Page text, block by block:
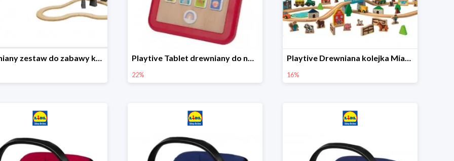
Drewniany zestaw do zabawy kolejką - farma i wiadukt Playtive Tablet drewniany do nauki, interaktywny
22%
Playtive Drewniana kolejka Miasto lub Farma
16%